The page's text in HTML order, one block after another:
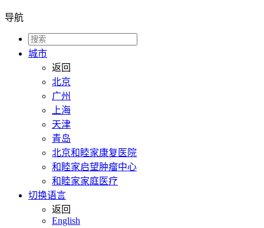
导航
城市
返回
北京
广州
上海
天津
青岛
北京和睦家康复医院
和睦家启望肿瘤中心
和睦家家庭医疗
切换语言
返回
English